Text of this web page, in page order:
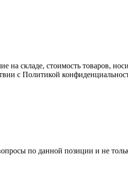
на складе, стоимость товаров,
с Политикой
по данной позиции и не